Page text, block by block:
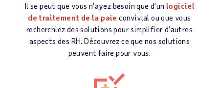
Il se peut que vous n’ayez besoin que d’un logiciel
de traitement de la paie convivial ou que vous
recherchiez des solutions pour simplifier d’autres
aspects des RH. Découvrez ce que nos solutions
peuvent faire pour vous.